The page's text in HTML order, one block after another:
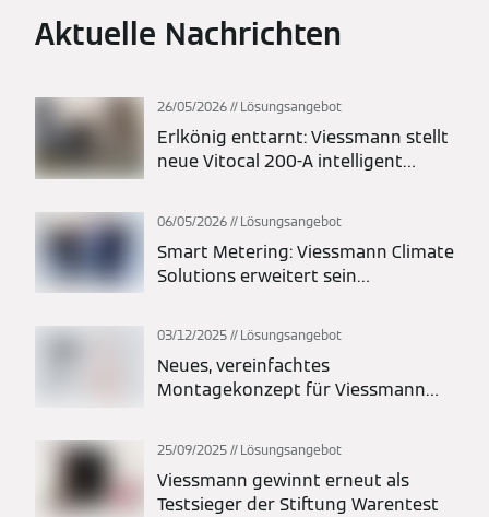
Aktuelle Nachrichten
26/05/2026 Lösungsangebot
Erlkönig enttarnt: Viessmann stellt
neue Vitocal 200-A intelligent
06/05/2026 Lösungsangebot
Smart Metering: Viessmann Climate
Solutions erweitert sein
03/12/2025 Lösungsangebot
Neues, vereinfachtes
Montagekonzept für Viessmann
Flexibilität bei Planung und
Installation
25/09/2025 Lösungsangebot
Viessmann gewinnt erneut als
Testsieger der Stiftung Warentest